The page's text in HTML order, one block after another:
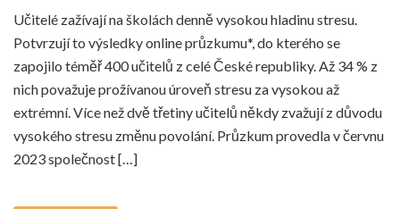
Učitelé zažívají na školách denně vysokou hladinu stresu.
Potvrzují to výsledky online průzkumu*, do kterého se
zapojilo téměř 400 učitelů z celé České republiky. Až 34 % z
nich považuje prožívanou úroveň stresu za vysokou až
extrémní. Více než dvě třetiny učitelů někdy zvažují z důvodu
vysokého stresu změnu povolání. Průzkum provedla v červnu
2023 společnost […]